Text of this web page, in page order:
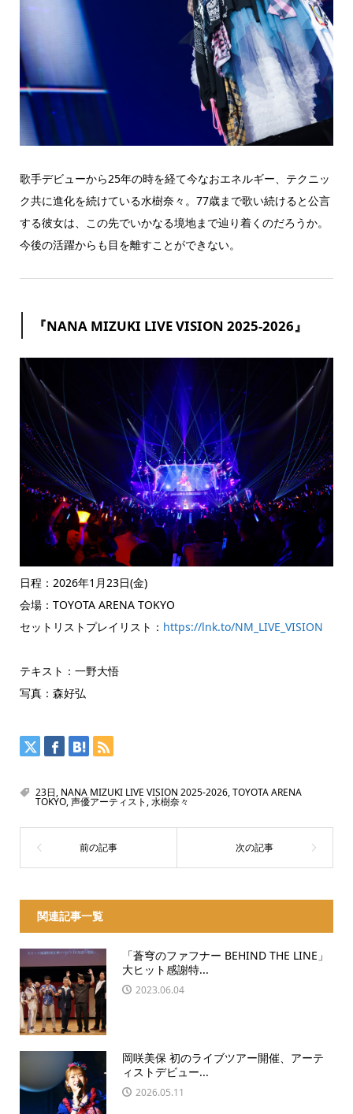
歌手デビューから25年の時を経て今なおエネルギー、テクニッ
ク共に進化を続けている水樹奈々。77歳まで歌い続けると公言
する彼女は、この先でいかなる境地まで辿り着くのだろうか。
今後の活躍からも目を離すことができない。
『NANA MIZUKI LIVE VISION 2025-2026』
日程：2026年1月23日(金)
会場：TOYOTA ARENA TOKYO
セットリストプレイリスト： https://lnk.to/NM_LIVE_VISION
テキスト： 一野大悟
写真： 森好弘
23日, NANA MIZUKI LIVE VISION 2025-2026,TOYOTA ARENA
TOKYO,声優アーティスト ,水樹奈々
関連記事一覧
「蒼穹のファフナー BEHIND THE LINE」
大ヒット感謝特...
2023.06.04
岡咲美保 初のライブツアー開催、アーテ
ィストデビュー...
2026.05.11